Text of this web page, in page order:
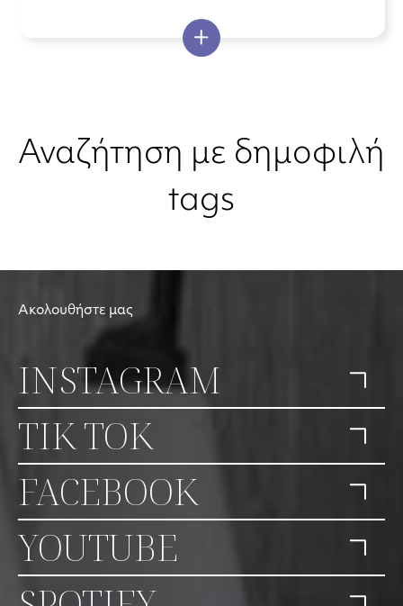
Αναζήτηση με δημοφιλή
tags
Ακολουθήστε μας
INSTAGRAM
TIK TOK
FACEBOOK
YOUTUBE